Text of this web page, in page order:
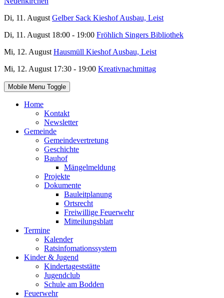
Di, 11. August Gelber Sack Kieshof Ausbau, Leist
Di, 11. August 18:00 - 19:00 Fröhlich Singers Bibliothek
Mi, 12. August Hausmüll Kieshof Ausbau, Leist
Mi, 12. August 17:30 - 19:00 Kreativnachmittag
Mobile Menu Toggle
Home
Kontakt
Newsletter
Gemeinde
Gemeindevertretung
Geschichte
Bauhof
Mängelmeldung
Projekte
Dokumente
Bauleitplanung
Ortsrecht
Freiwillige Feuerwehr
Mitteilungsblatt
Termine
Kalender
Ratsinfomationssystem
Kinder & Jugend
Kindertageststätte
Jugendclub
Schule am Bodden
Feuerwehr